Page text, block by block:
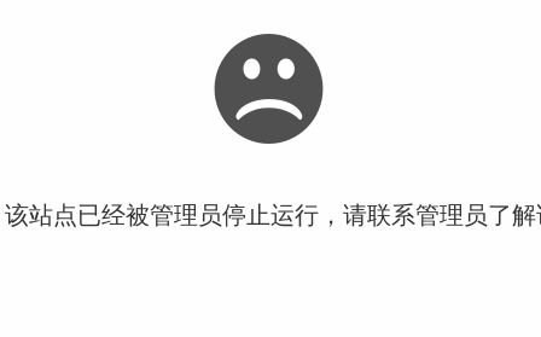
站点已经被管理员停止运行，请联系管理员了